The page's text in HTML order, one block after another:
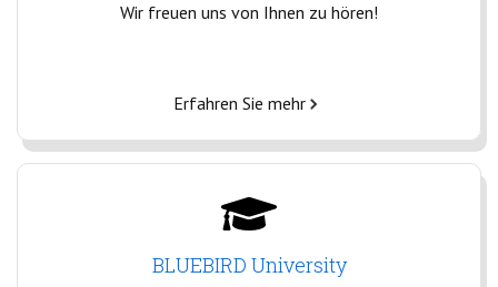
Wir freuen uns von Ihnen zu hören!
Erfahren Sie mehr
BLUEBIRD University